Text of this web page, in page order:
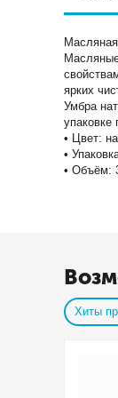
ярких
Умбра
упаковке
• Цвет:
•
• Объём:
Хиты